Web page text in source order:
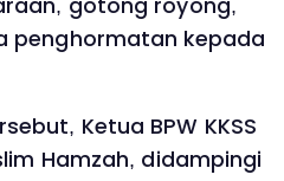
gotong royong,
penghormatan kepada
Ketua BPW KKSS
Hamzah, didampingi